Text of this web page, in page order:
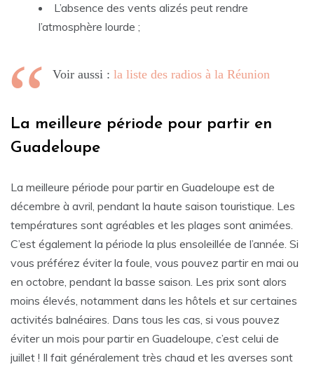
L’absence des vents alizés peut rendre
l’atmosphère lourde ;
Voir aussi : la liste des radios à la Réunion
La meilleure période pour partir en
Guadeloupe
La meilleure période pour partir en Guadeloupe est de
décembre à avril, pendant la haute saison touristique. Les
températures sont agréables et les plages sont animées.
C’est également la période la plus ensoleillée de l’année. Si
vous préférez éviter la foule, vous pouvez partir en mai ou
en octobre, pendant la basse saison. Les prix sont alors
moins élevés, notamment dans les hôtels et sur certaines
activités balnéaires. Dans tous les cas, si vous pouvez
éviter un mois pour partir en Guadeloupe, c’est celui de
juillet ! Il fait généralement très chaud et les averses sont